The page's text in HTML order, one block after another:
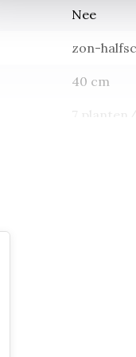
Nee
zon-
40 cm
7 planten/